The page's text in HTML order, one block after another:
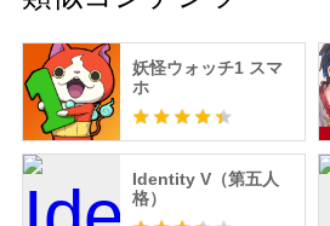
妖怪ウォッチ1 スマ
ホ
Identity V（第五人
格）